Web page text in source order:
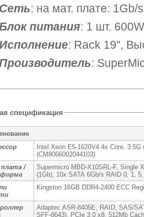
Сеть: на мат. плате: 1Gb/
питания: 1 шт. 600W
: Rack 19",
:
спецификация
Intel Xeon E5-1620V4 4x Core,
(CM8066002044103)
/
Supermicro MBD-X10SRL-F, Single
(1Gb), 10x SATA 6Gb/s RAID 0, 1,
Kingston 16GB DDR4-2400 ECC
Adaptec ASR-8405E, RAID, SAS/
SFF-8643), PCIe 3.0 x8, 512Mb